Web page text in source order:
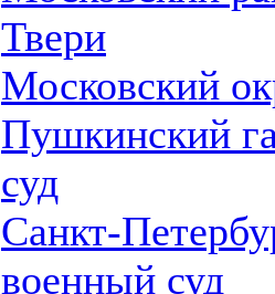
Твери
Московский
Пушкинский
суд
Санкт-
военный суд